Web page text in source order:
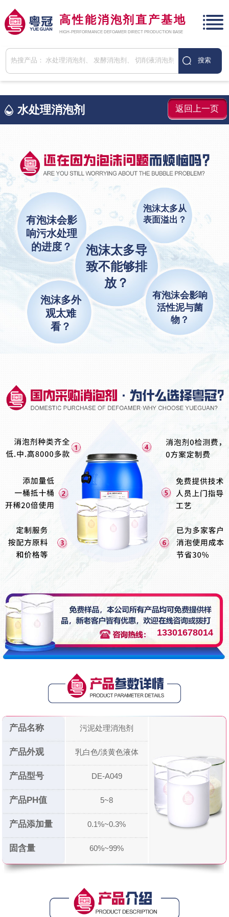
高性能消泡剂直产基地
HIGH-PERFORMANCE DEFOAMER DIRECT PRODUCTION BASE
水处理消泡剂 返回上一页
有泡沫会影
响污水处理
的进度？
泡沫太多从
表面溢出？
泡沫太多导
致不能够排
放？
泡沫多外
观太难
看？
有泡沫会影响
活性泥与菌
物？
13301678014
产品名称
产品外观
产品型号
产品PH值
产品添加量
固含量
污泥处理消泡剂
乳白色/淡黄色液体
DE-A049
5~8
0.1%~0.3%
60%~99%